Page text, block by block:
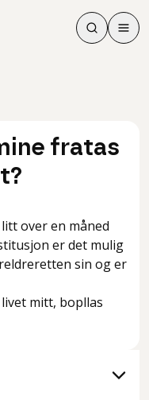
Søk
Søk
Meny
fratas
over en måned
er det mulig
sin og er
mitt, bopllas